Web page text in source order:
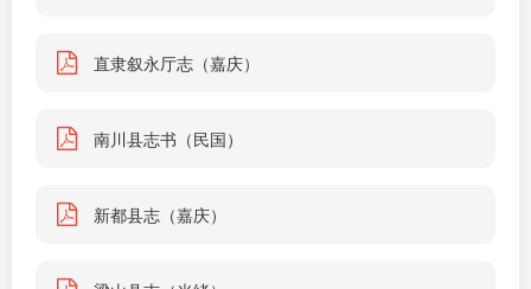
直隶叙永厅志（嘉庆）
南川县志书（民国）
新都县志（嘉庆）